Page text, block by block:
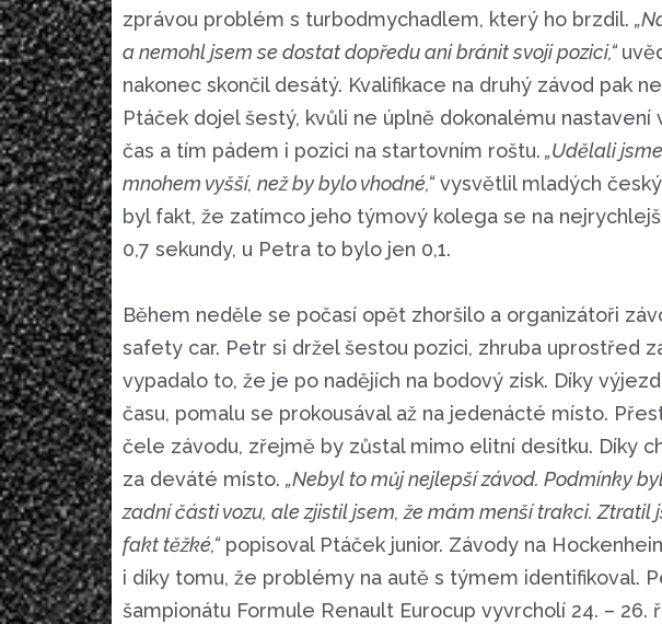
zprávou problém s turbodmychadlem, který ho brzdil.
a nemohl jsem se dostat dopředu ani bránit svoji pozici,“
nakonec skončil desátý. Kvalifikace na druhý závod pak
Ptáček dojel šestý, kvůli ne úplně dokonalému
čas a tím pádem i pozici na startovním roštu. „Udělali
mnohem vyšší, než by bylo vhodné,“vysvětlil mladých
byl fakt, že zatímco jeho týmový kolega se na
0,7 sekundy, u Petra to bylo jen 0,1.
Během neděle se počasí opět zhoršilo a organizátoři
safety car. Petr si držel šestou pozici, zhruba uprostřed
vypadalo to, že je po nadějích na bodový zisk. Díky
času, pomalu se prokousával až na jedenácté místo.
čele závodu, zřejmě by zůstal mimo elitní desítku. Díky
za deváté místo. „Nebyl to můj nejlepší závod. Podmínky
zadní části vozu, ale zjistil jsem, že mám menší trakci. Ztratil
fakt těžké,“popisoval Ptáček junior. Závody na
i díky tomu, že problémy na autě s týmem identifikoval.
šampionátu Formule Renault Eurocup vyvrcholí 24. – 26.